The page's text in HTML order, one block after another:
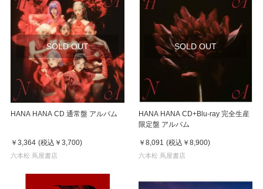
SOLD OUT
HANA HANA CD 通常盤 アルバム
￥3,364 (税込 ￥3,700)
六本松 蔦屋書店
SOLD OUT
HANA HANA CD+Blu-ray 完全生産
限定盤 アルバム
￥8,091 (税込 ￥8,900)
六本松 蔦屋書店